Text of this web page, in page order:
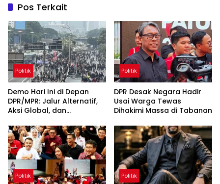
Pos Terkait
Politik
Demo Hari Ini di Depan
DPR/MPR: Jalur Alternatif,
Aksi Global, dan
Agustus 2026
Politik
DPR Desak Negara Hadir
Usai Warga Tewas
Dihakimi Massa di Tabanan
Politik Politik